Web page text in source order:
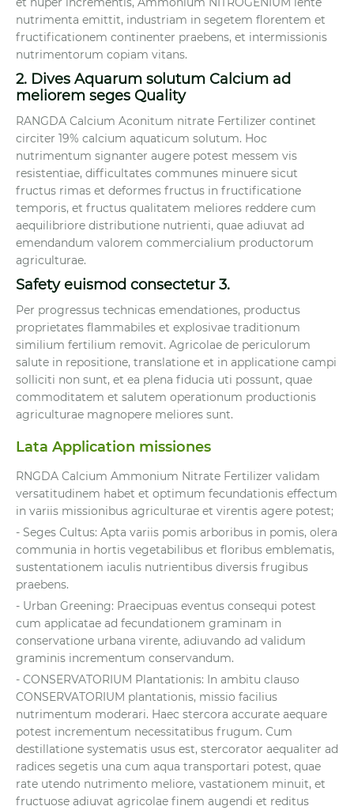
nutrimenta emittit, industriam in segetem florentem et
fructificationem continenter praebens, et intermissionis
nutrimentorum copiam vitans.
2. Dives Aquarum solutum Calcium ad
meliorem seges Quality
RANGDA Calcium Aconitum nitrate Fertilizer continet
circiter 19% calcium aquaticum solutum. Hoc
nutrimentum signanter augere potest messem vis
resistentiae, difficultates communes minuere sicut
fructus rimas et deformes fructus in fructificatione
temporis, et fructus qualitatem meliores reddere cum
aequilibriore distributione nutrienti, quae adiuvat ad
emendandum valorem commercialium productorum
agriculturae.
Safety euismod consectetur 3.
Per progressus technicas emendationes, productus
proprietates flammabiles et explosivae traditionum
similium fertilium removit. Agricolae de periculorum
salute in repositione, translatione et in applicatione campi
solliciti non sunt, et ea plena fiducia uti possunt, quae
commoditatem et salutem operationum productionis
agriculturae magnopere meliores sunt.
Lata Application missiones
RNGDA Calcium Ammonium Nitrate Fertilizer validam
versatitudinem habet et optimum fecundationis effectum
in variis missionibus agriculturae et virentis agere potest;
- Seges Cultus: Apta variis pomis arboribus in pomis, olera
communia in hortis vegetabilibus et floribus emblematis,
sustentationem iaculis nutrientibus diversis frugibus
praebens.
- Urban Greening: Praecipuas eventus consequi potest
cum applicatae ad fecundationem graminam in
conservatione urbana virente, adiuvando ad validum
graminis incrementum conservandum.
- CONSERVATORIUM Plantationis: In ambitu clauso
CONSERVATORIUM plantationis, missio facilius
nutrimentum moderari. Haec stercora accurate aequare
potest incrementum necessitatibus frugum. Cum
destillatione systematis usus est, stercorator aequaliter ad
radices segetis una cum aqua transportari potest, quae
rate utendo nutrimento meliore, vastationem minuit, et
fructuose adiuvat agricolae finem augendi et reditus